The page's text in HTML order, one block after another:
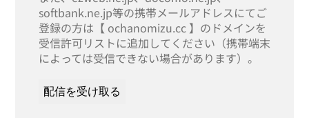
softbank.ne.jp等の携帯メールアドレスにてご
登録の方は【 ochanomizu.cc 】のドメインを
受信許可リストに追加してください（携帯端末
によっては受信できない場合があります）。